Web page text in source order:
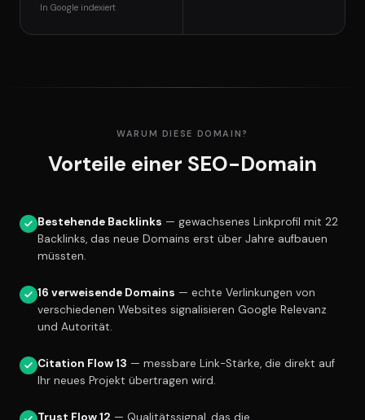
In Google indexiert
WARUM DIESE DOMAIN?
Vorteile einer SEO-Domain
Bestehende Backlinks — gewachsenes Linkprofil mit 22
Backlinks, das neue Domains erst über Jahre aufbauen
müssten.
16 verweisende Domains — echte Verlinkungen von
verschiedenen Websites signalisieren Google Relevanz
und Autorität.
Citation Flow 13 — messbare Link-Stärke, die direkt auf
Ihr neues Projekt übertragen wird.